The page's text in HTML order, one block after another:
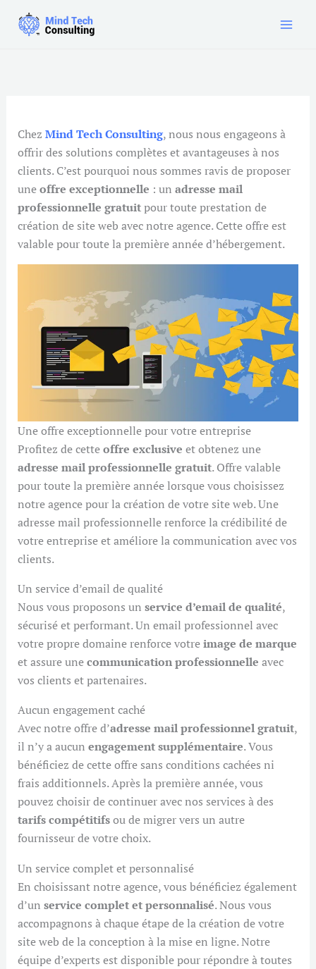
ChezMind Tech Consulting, nous nous engageons à
offrir des solutions complètes et avantageuses à nos
clients. C’est pourquoi nous sommes ravis de proposer
uneoffre exceptionnelle : unadresse mail
professionnelle gratuitpour toute prestation de
création de site web avec notre agence. Cette offre est
valable pour toute la première année d’hébergement.
Une offre exceptionnelle pour votre entreprise
Profitez de cetteoffre exclusive et obtenez une
adresse mail professionnelle gratuit. Offre valable
pour toute la première année lorsque vous choisissez
notre agence pour la création de votre site web. Une
adresse mail professionnelle renforce la crédibilité de
votre entreprise et améliore la communication avec vos
clients.
Un service d’email de qualité
Nous vous proposons unservice d’email de qualité,
sécurisé et performant. Un email professionnel avec
votre propre domaine renforce votreimage de marque
et assure unecommunication professionnelle avec
vos clients et partenaires.
Aucun engagement caché
Avec notre offre d’adresse mail professionnel gratuit,
il n’y a aucunengagement supplémentaire. Vous
bénéficiez de cette offre sans conditions cachées ni
frais additionnels. Après la première année, vous
pouvez choisir de continuer avec nos services à des
tarifs compétitifsou de migrer vers un autre
fournisseur de votre choix.
Un service complet et personnalisé
En choisissant notre agence, vous bénéficiez également
d’unservice complet et personnalisé. Nous vous
accompagnons à chaque étape de la création de votre
site web de la conception à la mise en ligne. Notre
équipe d’experts est disponible pour répondre à toutes